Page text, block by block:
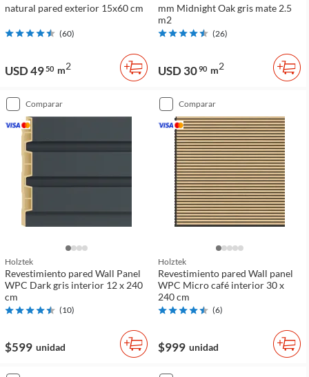
natural pared exterior 15x60 cm
(60)
USD 4950 m2
mm Midnight Oak gris mate 2.5
m2
(26)
USD 3090 m2
comparar
Holztek
Revestimiento pared Wall Panel
WPC Dark gris interior 12 x 240
cm
(10)
$599 unidad
comparar
Holztek
Revestimiento pared Wall panel
WPC Micro café interior 30 x
240 cm
(6)
$999 unidad